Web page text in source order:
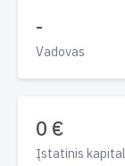
-
Vadovas
0 €
Įstatinis